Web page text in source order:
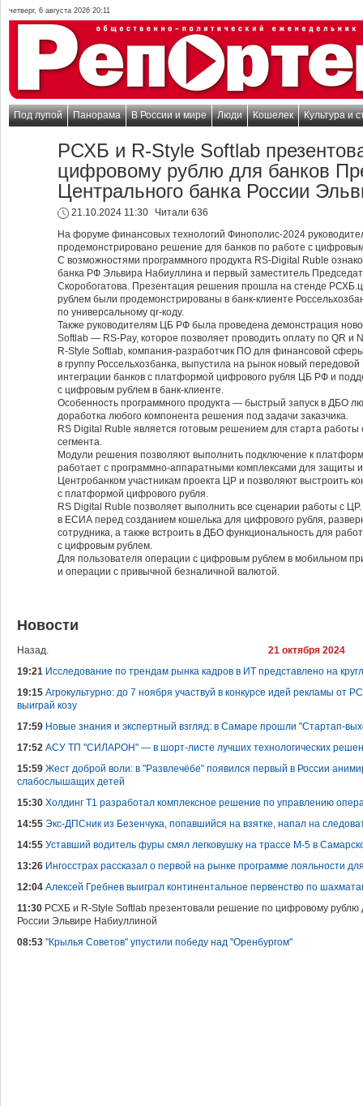
четверг, 6 августа 2026 20:11
Под лупой Панорама В России и мире Люди Кошелек Культура и
РСХБ и R-Style Softlab
цифровому рублю для банков
Центрального банка России
21.10.2024 11:30
Читали 636
На форуме финансовых технологий Финополис-2024
продемонстрировано решение для банков по работе с
С возможностями программного продукта RS-Digital Ruble
банка РФ Эльвира Набиуллина и первый заместитель
Скоробогатова. Презентация решения прошла на стенде
рублем были продемонстрированы в банк-клиенте
по универсальному qr-коду.
Также руководителям ЦБ РФ была проведена демонстрация
Softlab — RS-Pay, которое позволяет проводить оплату по QR и
R-Style Softlab, компания-разработчик ПО для финансовой
в группу Россельхозбанка, выпустила на рынок новый
интеграции банков с платформой цифрового рубля ЦБ РФ и
с цифровым рублем в банк-клиенте.
Особенность программного продукта — быстрый запуск в ДБО
доработка любого компонента решения под задачи заказчика.
RS Digital Ruble является готовым решением для старта
сегмента.
Модули решения позволяют выполнить подключение к
работает с программно-аппаратными комплексами для
Центробанком участникам проекта ЦР и позволяют выстроить
с платформой цифрового рубля.
RS Digital Ruble позволяет выполнить все сценарии работы с
в ЕСИА перед созданием кошелька для цифрового рубля,
сотрудника, а также встроить в ДБО функциональность для
с цифровым рублем.
Для пользователя операции с цифровым рублем в мобильном
и операции с привычной безналичной валютой.
Новости
Назад.
21 октября 2024
19:21 Исследование по трендам рынка кадров в ИТ представлено на
19:15 Агрокультурно: до 7 ноября участвуй в конкурсе идей рекламы от
выиграй козу
17:59 Новые знания и экспертный взгляд: в Самаре прошли "Стартап-
17:52 АСУ ТП "СИЛАРОН" — в шорт-листе лучших технологических
15:59 Жест доброй воли: в "Развлечёбе" появился первый в России
слабослышащих детей
15:30 Холдинг Т1 разработал комплексное решение по управлению
14:55 Экс-ДПСник из Безенчука, попавшийся на взятке, напал на
14:55 Уставший водитель фуры смял легковушку на трассе М-5 в
13:26 Ингосстрах рассказал о первой на рынке программе лояльности
12:04 Алексей Гребнев выиграл континентальное первенство по
11:30 РСХБ и R-Style Softlab презентовали решение по цифровому рублю
России Эльвире Набиуллиной
08:53 "Крылья Советов" упустили победу над "Оренбургом"